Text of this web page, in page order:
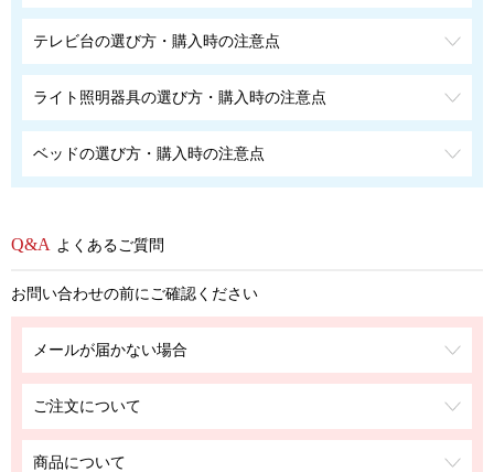
テレビ台の選び方・購入時の注意点
ライト照明器具の選び方・購入時の注意点
ベッドの選び方・購入時の注意点
よくあるご質問
お問い合わせの前にご確認ください
メールが届かない場合
ご注文について
商品について